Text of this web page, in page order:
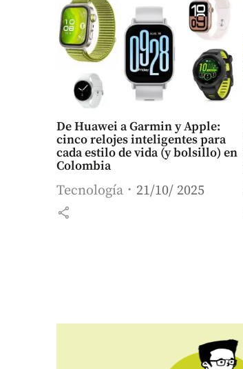
De Huawei a Garmin y Apple:
cinco relojes inteligentes para
cada estilo de vida (y bolsillo) en
Colombia
Tecnología 21/10/ 2025
share